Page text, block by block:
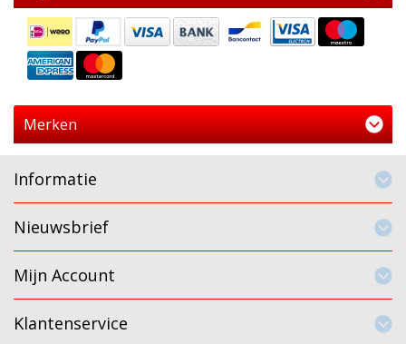
Merken
Informatie
Nieuwsbrief
Mijn Account
Klantenservice